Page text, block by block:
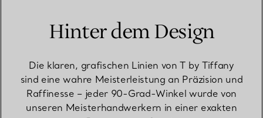
Hinter dem Design
Die klaren, grafischen Linien von T by Tiffany
sind eine wahre Meisterleistung an Präzision und
Raffinesse – jeder 90-Grad-Winkel wurde von
unseren Meisterhandwerkern in einer exakten